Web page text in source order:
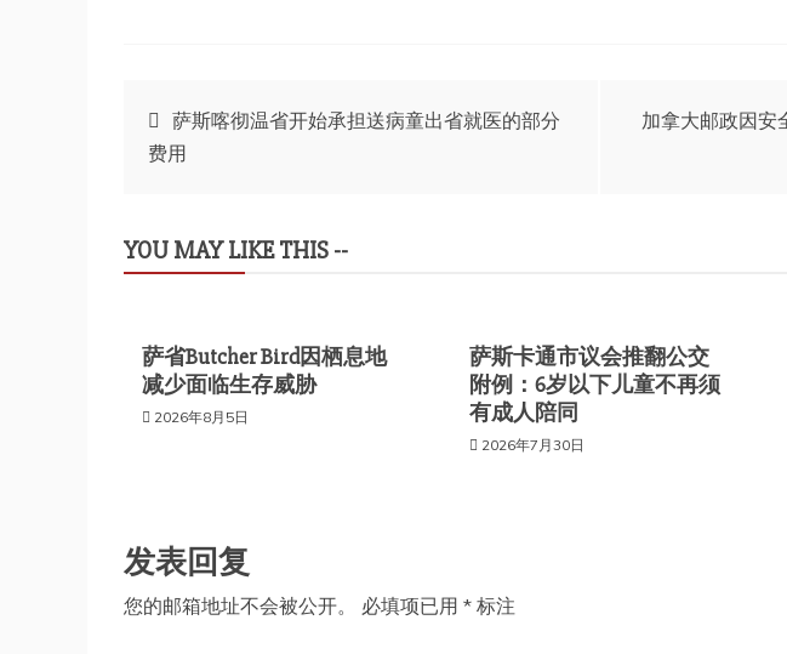
文
章
导
萨斯喀彻温省开始承担送病童出省就医的部分
费用
加拿大邮政因安
YOU MAY LIKE THIS --
萨省Butcher Bird因栖息地
减少面临生存威胁
2026年8月5日
萨斯卡通市议会推翻公交
附例：6岁以下儿童不再须
有成人陪同
2026年7月30日
发表回复
您的邮箱地址不会被公开。 必填项已用 * 标注